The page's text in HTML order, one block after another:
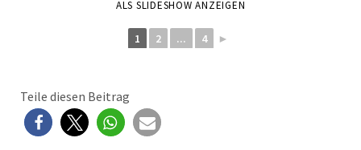
ALS SLIDESHOW ANZEIGEN
1 2 ... 4 ►
Teile diesen Beitrag